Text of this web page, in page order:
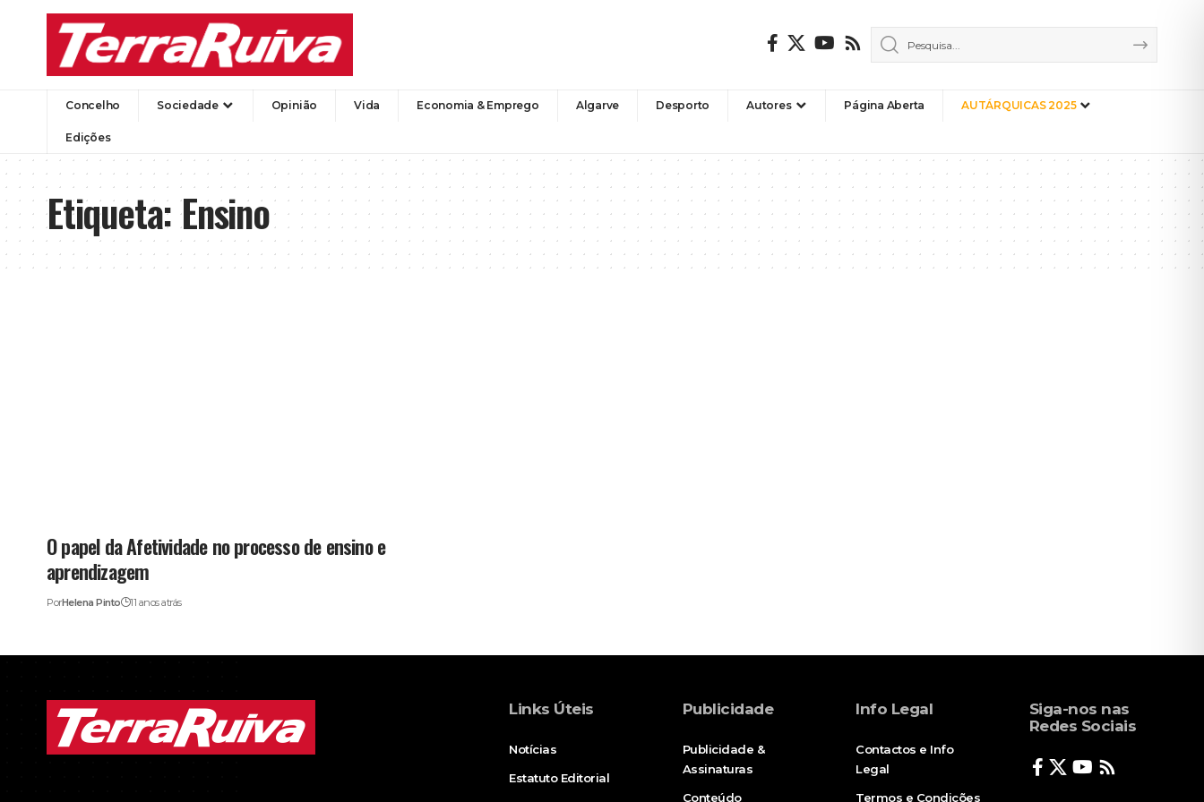
Concelho Sociedade Opinião Vida Economia & Emprego Algarve Desporto Autores Página Aberta AUTÁRQUICAS 2025
Edições
Etiqueta:Ensino
O papel da Afetividade no processo de ensino e
aprendizagem
PorHelena Pinto 11 anos atrás
Links Úteis
Notícias
Estatuto Editorial
Publicidade
Publicidade &
Assinaturas
Conteúdo
Info Legal
Contactos e Info
Legal
Termos e Condições
Siga-nos nas
Redes Sociais